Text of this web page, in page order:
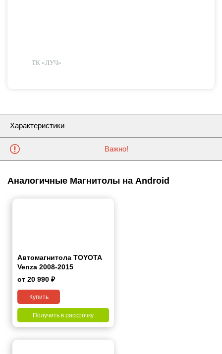
ТК «ЛУЧ»
Характеристики
Важно!
Аналогичные Магнитолы на Android
Автомагнитола TOYOTA
Venza 2008-2015
от 20 990 ₽
Купить
Получить в рассрочку